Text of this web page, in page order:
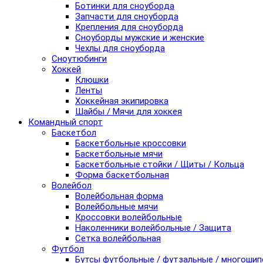
Ботинки для сноуборда
Запчасти для сноуборда
Крепления для сноуборда
Сноуборды мужские и женские
Чехлы для сноуборда
Сноутюбинги
Хоккей
Клюшки
Ленты
Хоккейная экипировка
Шайбы / Мячи для хоккея
Командный спорт
Баскетбол
Баскетбольные кроссовки
Баскетбольные мячи
Баскетбольные стойки / Щиты / Кольца
Форма баскетбольная
Волейбол
Волейбольная форма
Волейбольные мячи
Кроссовки волейбольные
Наколенники волейбольные / Защита
Сетка волейбольная
Футбол
Бутсы футбольные / футзальные /